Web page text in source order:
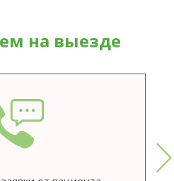
на выезде